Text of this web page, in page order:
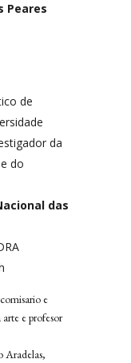
Peares
de
da
do
das
e
e profesor
Aradelas,